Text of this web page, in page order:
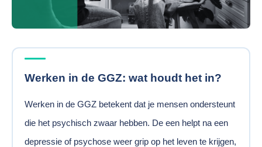
Werken in de GGZ: wat houdt het in?
Werken in de GGZ betekent dat je mensen ondersteunt
die het psychisch zwaar hebben. De een helpt na een
depressie of psychose weer grip op het leven te krijgen,